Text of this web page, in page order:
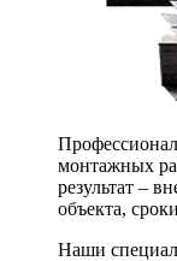
монтажных
результат –
объекта,
Наши